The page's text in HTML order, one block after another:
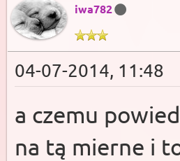
iwa782
04-07-2014, 11:48
a czemu
na tą mierne i